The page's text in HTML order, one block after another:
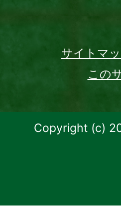
サイトマ
この
Copyright (c)